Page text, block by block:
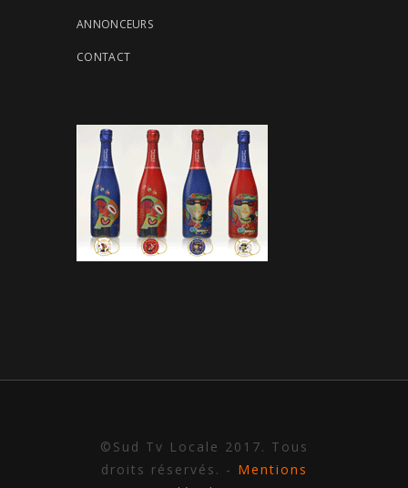
ANNONCEURS
CONTACT
©Sud Tv Locale 2017. Tous
droits réservés. - Mentions